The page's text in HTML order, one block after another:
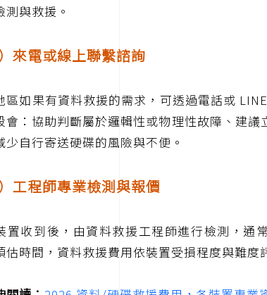
測與救援。
）來電或線上聯繫諮詢
區如果有資料救援的需求，可透過電話或
會：協助判斷屬於邏輯性或物理性故障、建
少自行寄送硬碟的風險與不便。
）工程師專業檢測與報價
置收到後，由資料救援工程師進行檢測，通
估時間，資料救援費用依裝置受損程度與難度